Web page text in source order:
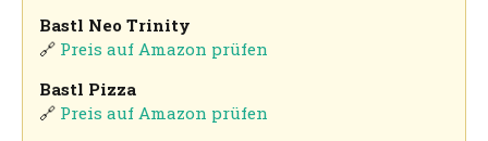
Bastl Neo Trinity
🔗 Preis auf Amazon prüfen
Bastl Pizza
🔗 Preis auf Amazon prüfen